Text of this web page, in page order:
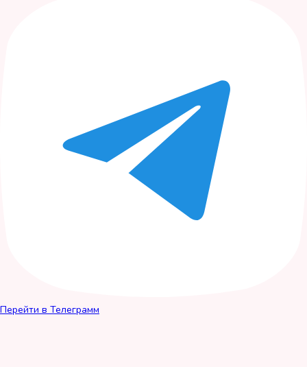
Перейти в Телеграмм